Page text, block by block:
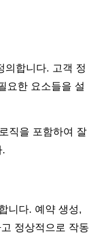
의합니다. 고객 정
요한 요소들을 설
직을 포함하여 잘
.
니다. 예약 생성,
정상적으로 작동